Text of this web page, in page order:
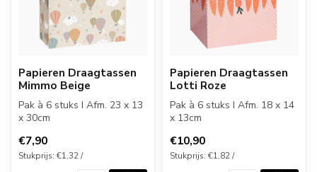
Papieren Draagtassen
Mimmo Beige
Pak à 6 stuks I Afm. 23 x 13
x 30cm
€7,90
Stukprijs: €1,32 /
Papieren Draagtassen
Lotti Roze
Pak à 6 stuks I Afm. 18 x 14
x 13cm
€10,90
Stukprijs: €1,82 /